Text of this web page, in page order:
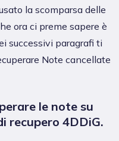
la scomparsa delle
ora ci preme sapere è
successivi paragrafi ti
Note cancellate
le note su
recupero 4DDiG.